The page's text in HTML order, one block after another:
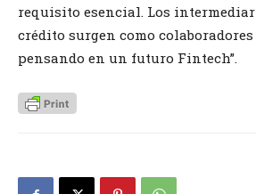
requisito esencial. Los
crédito surgen como colaboradores
pensando en un futuro Fintech”.